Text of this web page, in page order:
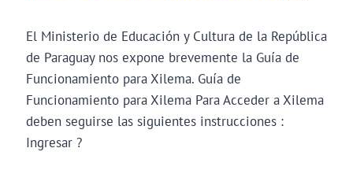
El Ministerio de Educación y Cultura de la República
de Paraguay nos expone brevemente la Guía de
Funcionamiento para Xilema. Guía de
Funcionamiento para Xilema Para Acceder a Xilema
deben seguirse las siguientes instrucciones :
Ingresar ?